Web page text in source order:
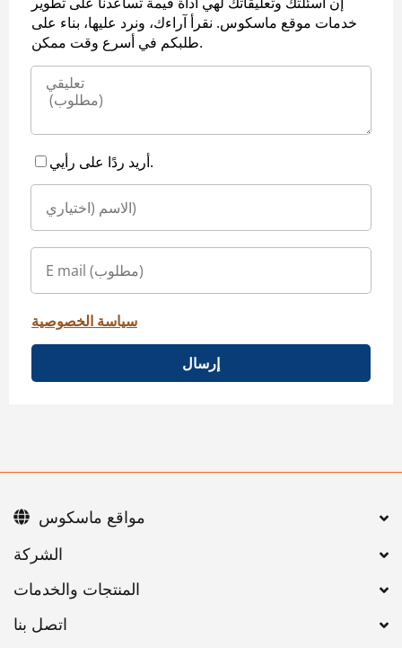
خدمات موقع ماسكوس. نقرأ آراءك، ونرد عليها، بناء على
طلبكم في أسرع وقت ممكن.
أريد ردًا على رأيي.
سياسة الخصوصية
إرسال
اتصل بنا
مواقع ماسكوس